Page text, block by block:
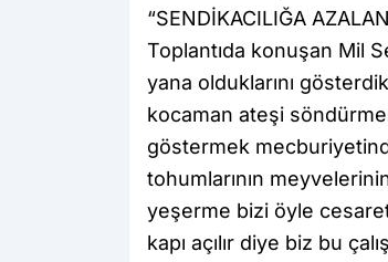
“SENDİKACILIĞA
Toplantıda konuşan Mil
yana olduklarını
kocaman ateşi
göstermek
tohumlarının
yeşerme bizi öyle
kapı açılır diye biz bu